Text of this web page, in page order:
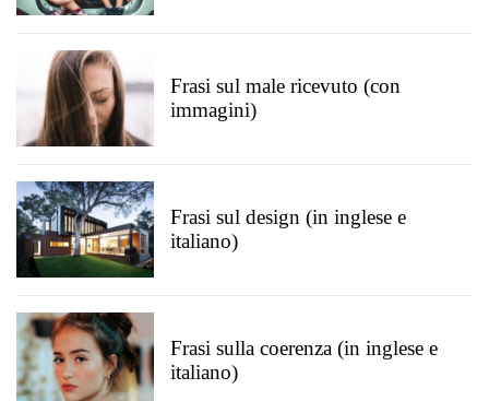
Frasi sul male ricevuto (con
immagini)
Frasi sul design (in inglese e
italiano)
Frasi sulla coerenza (in inglese e
italiano)